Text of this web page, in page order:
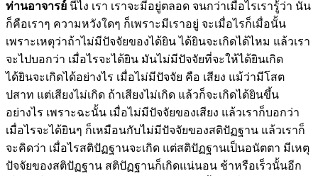
ท่านอาจารย์ นี่ไง เรา เราจะมีอยู่ตลอด จนกว่าเมื่อไรเรารู้ว่า นั่น
ก็คือเราๆ ความหวังใดๆ ก็เพราะมีเราอยู่ จะเมื่อไรก็เมื่อนั้น
เพราะเหตุว่าถ้าไม่มีปัจจัยของได้ยิน ได้ยินจะเกิดได้ไหม แล้วเรา
จะไปบอกว่า เมื่อไรจะได้ยิน มันไม่มีปัจจัยที่จะให้ได้ยินเกิด
ได้ยินจะเกิดได้อย่างไร เมื่อไม่มีปัจจัย คือ เสียง แม้ว่ามีโสต
ปสาท แต่เสียงไม่เกิด ถ้าเสียงไม่เกิด แล้วก็จะเกิดได้ยินขึ้น
อย่างไร เพราะฉะนั้น เมื่อไม่มีปัจจัยของเสียง แล้วเราก็บอกว่า
เมื่อไรจะได้ยินๆ ก็เหมือนกับไม่มีปัจจัยของสติปัฏฐาน แล้วเราก็
จะคิดว่า เมื่อไรสติปัฏฐานจะเกิด แต่สติปัฏฐานเป็นอนัตตา มีเหตุ
ปัจจัยของสติปัฏฐาน สติปัฏฐานก็เกิดแน่นอน ช้าหรือเร็วนั้นอีก